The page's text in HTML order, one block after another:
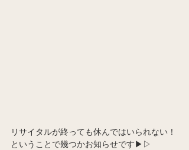
リサイタルが終っても休んではいられない！
ということで幾つかお知らせです▶▷